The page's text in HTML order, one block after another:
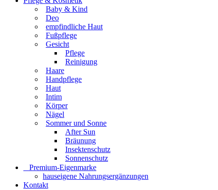
Baby & Kind
Deo
empfindliche Haut
Fußpflege
Gesicht
Pflege
Reinigung
Haare
Handpflege
Haut
Intim
Körper
Nägel
Sommer und Sonne
After Sun
Bräunung
Insektenschutz
Sonnenschutz
⠀​Premium-Eigenmarke
hauseigene Nahrungsergänzungen
Kontakt